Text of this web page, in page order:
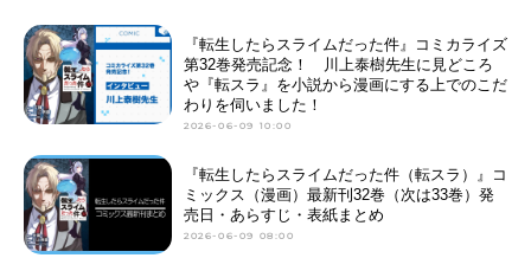
『転生したらスライムだった件』コミカライズ
第32巻発売記念！ 川上泰樹先生に見どころ
や『転スラ』を小説から漫画にする上でのこだ
わりを伺いました！
2026-06-09 10:00
『転生したらスライムだった件（転スラ）』コ
ミックス（漫画）最新刊32巻（次は33巻）発
売日・あらすじ・表紙まとめ
2026-06-09 08:00